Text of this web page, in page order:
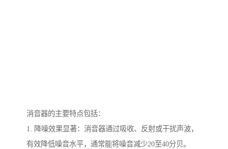
消音器的主要特点包括：
1. 降噪效果显著：消音器通过吸收、反射或干扰声波，
有效降低噪音水平，通常能将噪音减少20至40分贝。